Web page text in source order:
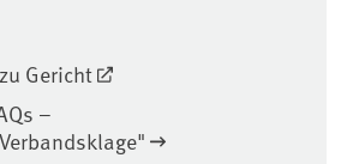
Gericht
–